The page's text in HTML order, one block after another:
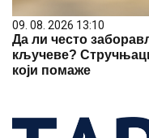
09. 08. 2026 13:10
Да ли често
кључеве?
који помаже